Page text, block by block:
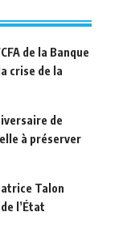
de la Banque
crise de la
de
à préserver
Talon
l’État